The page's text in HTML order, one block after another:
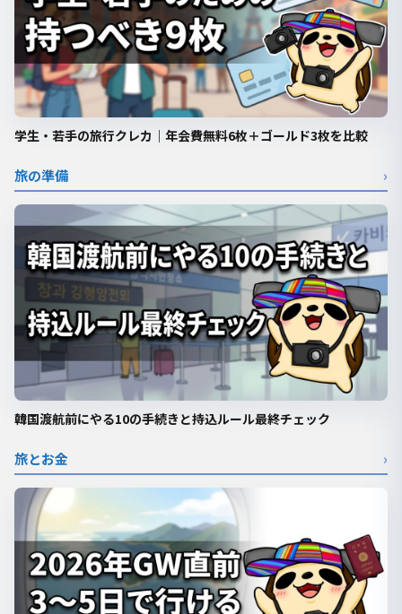
学生・若手の旅行クレカ｜年会費無料6枚＋ゴールド3枚を比較
旅の準備 ›
韓国渡航前にやる10の手続きと持込ルール最終チェック
旅とお金 ›